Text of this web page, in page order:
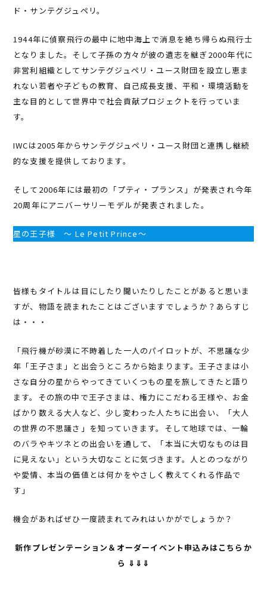
ド・サンテグジュペリ。
1944年に偵察飛行の最中に地中海上で消息を絶ち帰らぬ飛行士
となりました。そして子孫の方々が彼の遺志を継ぎ2000年代に
非営利組織としてサンテグジュペリ・ユース財団を設立し恵ま
れない若者や子どもの教育、自己成長支援、平和・環境活動を
主な目的として世界中で社会貢献プロジェクトを行っていま
す。
IWCは2005年からサンテグジュペリ・ユース財団と連携し継続
的な支援を提供しております。
そして2006年には最初の「プティ・プランス」が発表され今年
20周年にアニバーサリーモデルが発表されました。
星の王子様 ～ Le Petit Prince～
皆様もタイトルは目にしたり聞いたりしたことがあると思いま
すが、物語を読まれたことはございますでしょうか？あらすじ
は・・・
「飛行機が砂漠に不時着した一人のパイロットが、不思議な少
年「王子さま」と出会うところから始まります。王子さまは小
さな自分の星からやってきていくつもの星を旅してきたと語り
ます。その旅の中で王子さまは、権力にこだわる王様や、お金
ばかり数える大人など、少し変わった人たちに出会い、「大人
の世界の不思議さ」を知っていきます。そして地球では、一輪
のバラやキツネとの出会いを通して、「本当に大切なものは目
に見えない」という大切なことに気づきます。人とのつながり
や愛情、本当の価値とは何かをやさしく教えてくれる作品で
す」
機会があればぜひ一度読まれてみれはいかがでしょうか？
新作プレゼンテーション＆オーダーイベント申込みはこちらか
ら ⇓⇓⇓